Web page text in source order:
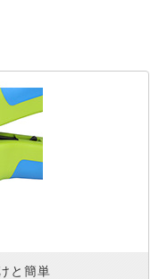
と簡単